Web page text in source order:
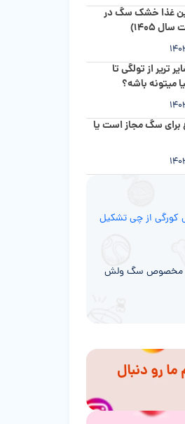
غذا خشک سگ در
۱۴۰۵)
تریر از تولگی تا
میتونه باشه؟
برای سگ مجاز است یا
از چی تشکیل
خشک مخصوص سگ ولش
برای نژاد سگ